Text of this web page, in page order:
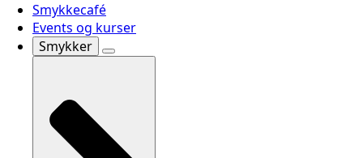
Smykkecafé
Events og kurser
Smykker